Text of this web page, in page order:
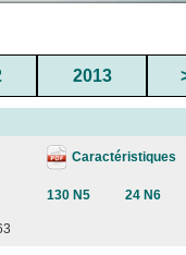
2013
Caractéristiques
130 N5 24 N6